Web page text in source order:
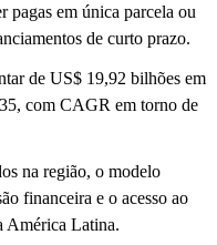
pagas em única parcela ou
de curto prazo.
de US$ 19,92 bilhões em
com CAGR em torno de
na região, o modelo
financeira e o acesso ao
América Latina.